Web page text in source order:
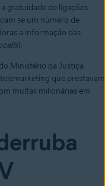
gratuidade de ligações
se um número de
a informação das
).
Ministério da Justiça
que prestavam
multas milionárias em